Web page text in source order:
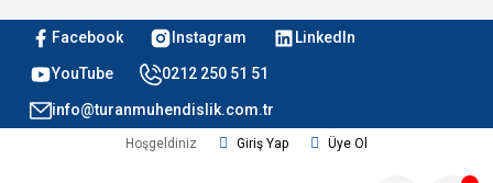
Facebook Instagram LinkedIn
YouTube 0212 250 51 51
info@turanmuhendislik.com.tr
Hoşgeldiniz Giriş Yap Üye Ol